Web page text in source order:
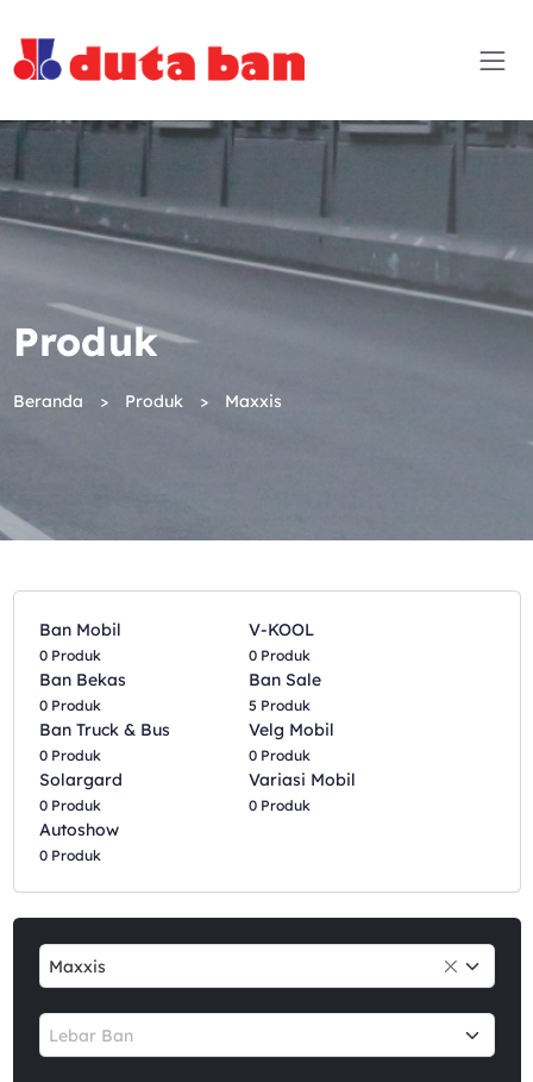
Produk
Beranda Produk Maxxis
Ban Mobil
0 Produk
V-KOOL
0 Produk
Ban Bekas
0 Produk
Ban Sale
5 Produk
Ban Truck & Bus
0 Produk
Velg Mobil
0 Produk
Solargard
0 Produk
Variasi Mobil
0 Produk
Autoshow
0 Produk
Maxxis
Lebar Ban